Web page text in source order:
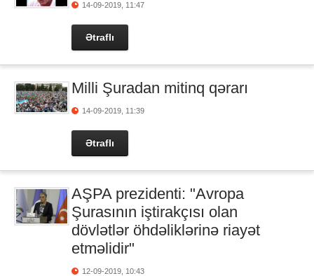
14-09-2019, 11:47
Ətraflı
Milli Şuradan mitinq qərarı
14-09-2019, 11:39
Ətraflı
AŞPA prezidenti: "Avropa
Şurasının iştirakçısı olan
dövlətlər öhdəliklərinə riayət
etməlidir"
12-09-2019, 10:43